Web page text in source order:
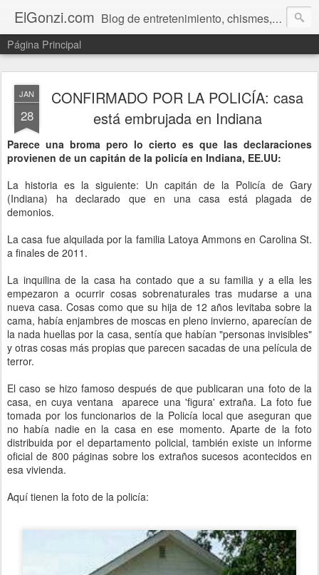
ElGonzi.com Blog de entretenimiento, chismes, humor, farándula, curiosidades, ovnis, noticias calientes, fotos, videos, paranormal y ¡más!
Página Principal
JAN
28
CONFIRMADO POR LA POLICÍA: casa
está embrujada en Indiana
Parece una broma pero lo cierto es que las declaraciones
provienen de un capitán de la policía en Indiana, EE.UU:
La historia es la siguiente: Un capitán de la Policía de Gary
(Indiana) ha declarado que en una casa está plagada de
demonios.
La casa fue alquilada por la familia Latoya Ammons en Carolina St.
a finales de 2011.
La inquilina de la casa ha contado que a su familia y a ella les
empezaron a ocurrir cosas sobrenaturales tras mudarse a una
nueva casa. Cosas como que su hija de 12 años levitaba sobre la
cama, había enjambres de moscas en pleno invierno, aparecían de
la nada huellas por la casa, sentía que habían "personas invisibles"
y otras cosas más propias que parecen sacadas de una película de
terror.
El caso se hizo famoso después de que publicaran una foto de la
casa, en cuya ventana aparece una 'figura' extraña. La foto fue
tomada por los funcionarios de la Policía local que aseguran que
no había nadie en la casa en ese momento. Aparte de la foto
distribuida por el departamento policial, también existe un informe
oficial de 800 páginas sobre los extraños sucesos acontecidos en
esa vivienda.
Aquí tienen la foto de la policía: